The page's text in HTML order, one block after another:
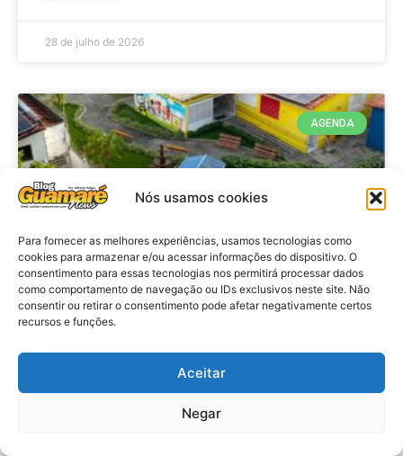
Nós usamos cookies
Para fornecer as melhores experiências, usamos tecnologias como
cookies para armazenar e/ou acessar informações do dispositivo. O
consentimento para essas tecnologias nos permitirá processar dados
como comportamento de navegação ou IDs exclusivos neste site. Não
consentir ou retirar o consentimento pode afetar negativamente certos
recursos e funções.
Aceitar
Negar
28 de julho de 2026
AGENDA
Agenda: 10ª Mostra Pedagógica
da Casa Durval Paiva acontecerá
nesta quarta-feira (29)